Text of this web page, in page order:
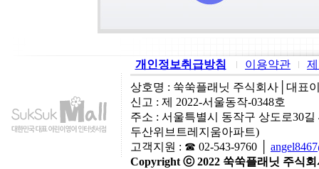
개인정보취급방침 이용약관
상호명 : 쑥쑥플래닛 주식회사│대표
신고 : 제 2022-서울동작-0348호
주소 : 서울특별시 동작구 상도로30
두산위브트레지움아파트)
고객지원 : ☎ 02-543-9760 │
Copyright ⓒ 2022 쑥쑥플래닛 주식회